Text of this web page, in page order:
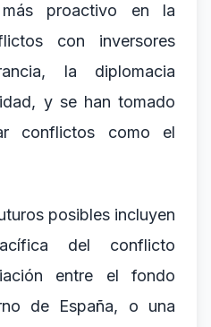
proactivo en la
con inversores
la diplomacia
y se han tomado
conflictos como el
posibles incluyen
del conflicto
entre el fondo
de España, o una